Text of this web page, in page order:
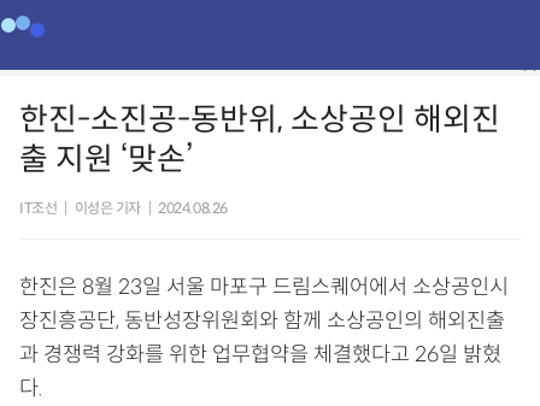
한진-소진공-동반위, 소상공인 해외진
출 지원 ‘맞손’
IT조선 이성은 기자 2024.08.26
한진은 8월 23일 서울 마포구 드림스퀘어에서 소상공인시
장진흥공단, 동반성장위원회와 함께 소상공인의 해외진출
과 경쟁력 강화를 위한 업무협약을 체결했다고 26일 밝혔
다.